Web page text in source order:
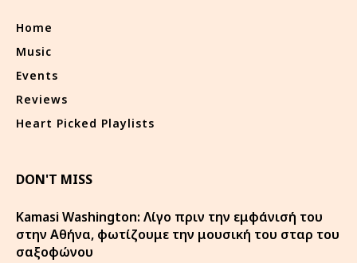
Home
Music
Events
Reviews
Heart Picked Playlists
DON'T MISS
Kamasi Washington: Λίγο πριν την εμφάνισή του
στην Αθήνα, φωτίζουμε την μουσική του σταρ του
σαξοφώνου